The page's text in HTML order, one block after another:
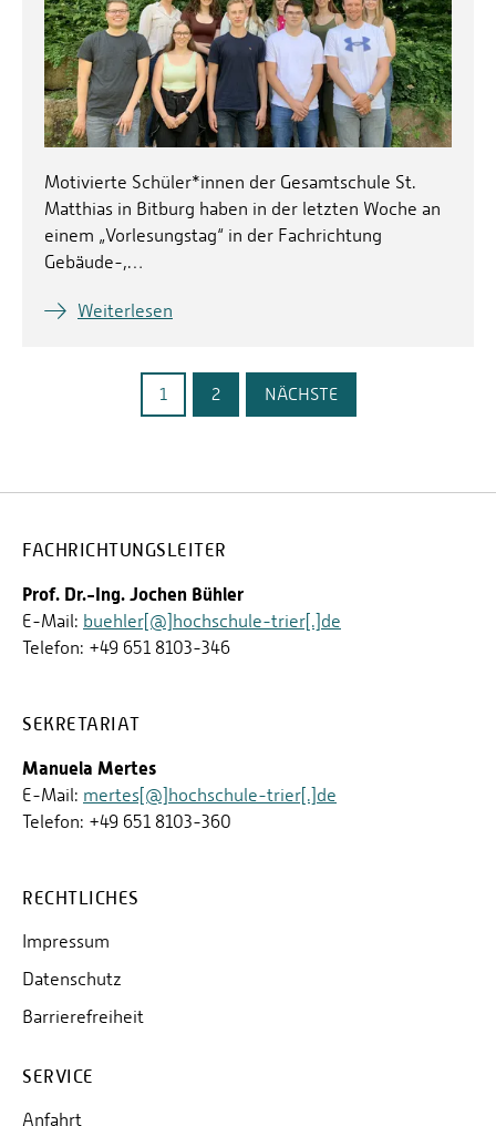
Motivierte Schüler*innen der Gesamtschule St.
Matthias in Bitburg haben in der letzten Woche an
einem „Vorlesungstag“ in der Fachrichtung
Gebäude-,…
Weiterlesen
1 2 NÄCHSTE
FACHRICHTUNGSLEITER
Prof. Dr.-Ing. Jochen Bühler
E-Mail: buehler[@]hochschule-trier[.]de
Telefon: +49 651 8103-346
SEKRETARIAT
Manuela Mertes
E-Mail: mertes[@]hochschule-trier[.]de
Telefon: +49 651 8103-360
RECHTLICHES
Impressum
Datenschutz
Barrierefreiheit
SERVICE
Anfahrt